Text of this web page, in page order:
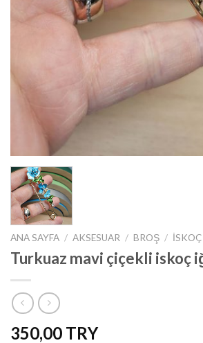
ANA SAYFA / AKSESUAR / BROŞ /
Turkuaz mavi çiçekli iskoç
350,00